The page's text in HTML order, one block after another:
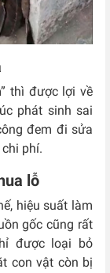
thì được lợi về
phát sinh sai
đem đi sửa
phí.
lỗ
hiệu suất làm
gốc cũng rất
được loại bỏ
con vật còn bị